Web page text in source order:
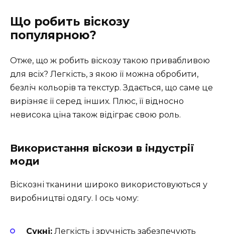
Що робить віскозу
популярною?
Отже, що ж робить віскозу такою привабливою
для всіх? Легкість, з якою її можна обробити,
безліч кольорів та текстур. Здається, що саме це
вирізняє її серед інших. Плюс, її відносно
невисока ціна також відіграє свою роль.
Використання віскози в індустрії
моди
Віскозні тканини широко використовуються у
виробництві одягу. І ось чому:
Сукні: Легкість і зручність забезпечують